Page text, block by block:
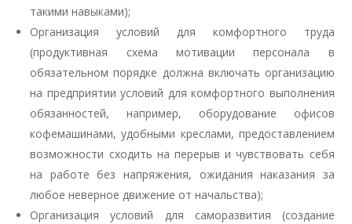
такими навыками);
Организация условий для комфортного труда
(продуктивная схема мотивации персонала в
обязательном порядке должна включать организацию
на предприятии условий для комфортного выполнения
обязанностей, например, оборудование офисов
кофемашинами, удобными креслами, предоставлением
возможности сходить на перерыв и чувствовать себя
на работе без напряжения, ожидания наказания за
любое неверное движение от начальства);
Организация условий для саморазвития (создание